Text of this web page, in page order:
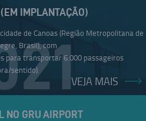
IMPLANTAÇÃO)
de Canoas (Região Metropolitana de
Brasil), com
para transportar 6.000 passageiros
sentido).
NO GRU AIRPORT
VEJA MAIS